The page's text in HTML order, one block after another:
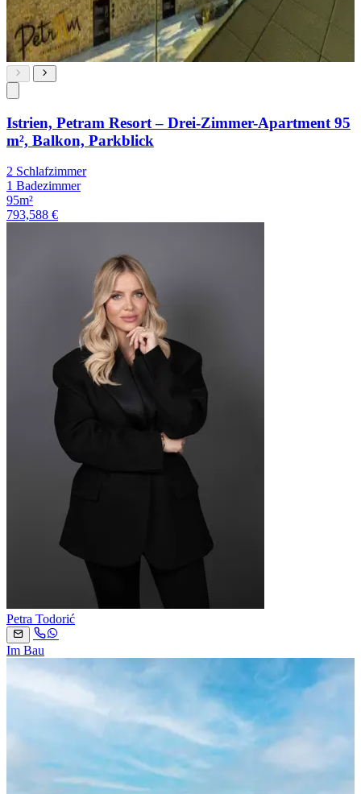
Istrien, Petram Resort – Drei-Zimmer-Apartment 95
m², Balkon, Parkblick
2 Schlafzimmer
1 Badezimmer
95m²
793,588 €
Petra Todorić
Im Bau